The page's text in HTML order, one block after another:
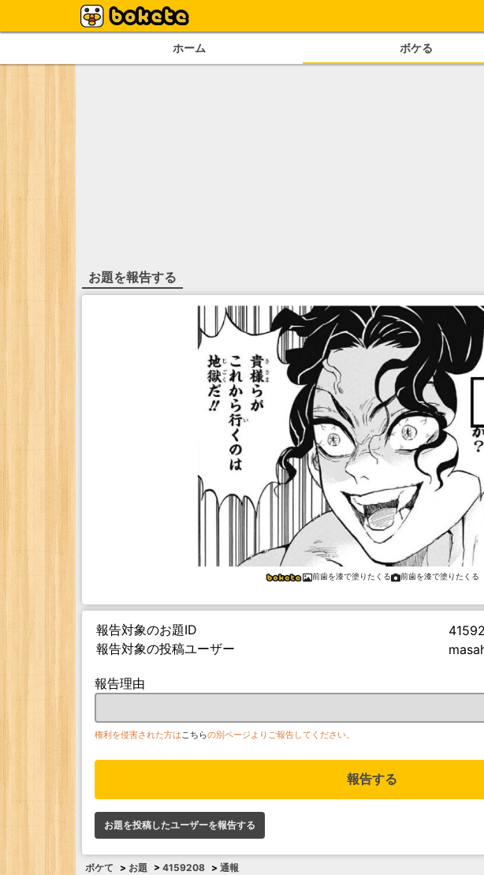
ホーム ボケる
お題を報告する
前歯を漆で塗りたくる 前歯を漆で塗りたくる
報告対象のお題ID
報告対象の投稿ユーザー
報告理由
権利を侵害された方はこちらの別ページよりご報告してください。
報告する
お題を投稿したユーザーを報告する
ボケて > お題 > 4159208 > 通報